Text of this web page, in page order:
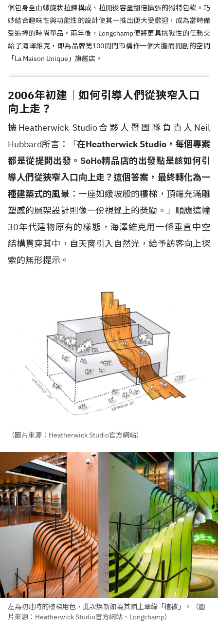
個包身全由螺旋狀拉鍊構成、拉開後容量翻倍擴張的獨特包款。巧
妙結合趣味性與功能性的設計使其一推出便大受歡迎，成為當時備
受追捧的時尚單品。兩年後，Longchamp便將更具挑戰性的任務交
給了海澤維克，即為品牌第100間門市構作一個大膽而開創的空間
「La Maison Unique」旗艦店。
2006年初建｜如何引導人們從狹窄入口
向上走？
據Heatherwick Studio合夥人暨團隊負責人Neil
Hubbard所言：「在Heatherwick Studio，每個專案
都是從提問出發。SoHo精品店的出發點是該如何引
導人們從狹窄入口向上走？這個答案，最終轉化為一
種建築式的風景 ：一座如緩坡般的樓梯，頂端充滿雕
塑感的層架設計則像一份視覺上的獎勵。」順應這幢
30年代建物原有的樣態，海澤維克用一條垂直中空
結構貫穿其中，自天窗引入自然光，給予訪客向上探
索的無形提示。
（圖片來源：Heatherwick Studio官方網站）
左為初建時的樓梯用色，此次煥新如為其鋪上翠綠「植被」。（圖
片來源：Heatherwick Studio官方網站、Longchamp）